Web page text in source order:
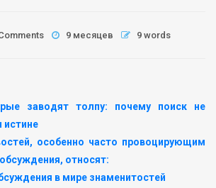
9 месяцев 9 words
заводят толпу: почему поиск не
истине
особенно часто провоцирующим
относят:
в мире знаменитостей